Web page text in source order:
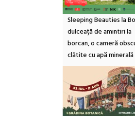
Sleeping Beauties la
dulceață de amintiri la
borcan, o cameră
clătite cu apă minerală